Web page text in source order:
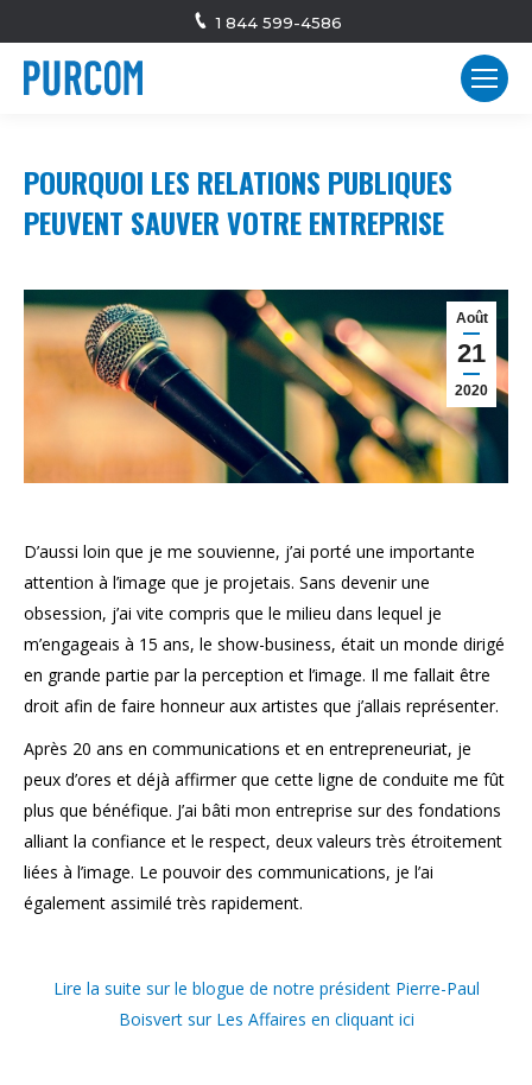
1 844 599-4586
POURQUOI LES RELATIONS PUBLIQUES
PEUVENT SAUVER VOTRE ENTREPRISE
Août
21
2020
D’aussi loin que je me souvienne, j’ai porté une importante
attention à l’image que je projetais. Sans devenir une
obsession, j’ai vite compris que le milieu dans lequel je
m’engageais à 15 ans, le show-business, était un monde dirigé
en grande partie par la perception et l’image. Il me fallait être
droit afin de faire honneur aux artistes que j’allais représenter.
Après 20 ans en communications et en entrepreneuriat, je
peux d’ores et déjà affirmer que cette ligne de conduite me fût
plus que bénéfique. J’ai bâti mon entreprise sur des fondations
alliant la confiance et le respect, deux valeurs très étroitement
liées à l’image. Le pouvoir des communications, je l’ai
également assimilé très rapidement.
Lire la suite sur le blogue de notre président Pierre-Paul
Boisvert sur Les Affaires en cliquant ici